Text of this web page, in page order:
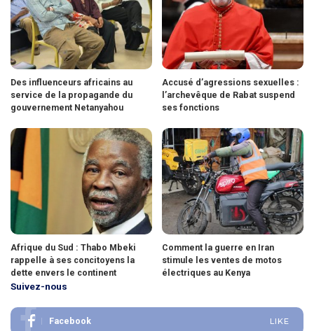
Des influenceurs africains au
service de la propagande du
gouvernement Netanyahou
Accusé d’agressions sexuelles :
l’archevêque de Rabat suspend
ses fonctions
Afrique du Sud : Thabo Mbeki
rappelle à ses concitoyens la
dette envers le continent
Comment la guerre en Iran
stimule les ventes de motos
électriques au Kenya
Suivez-nous
Facebook LIKE